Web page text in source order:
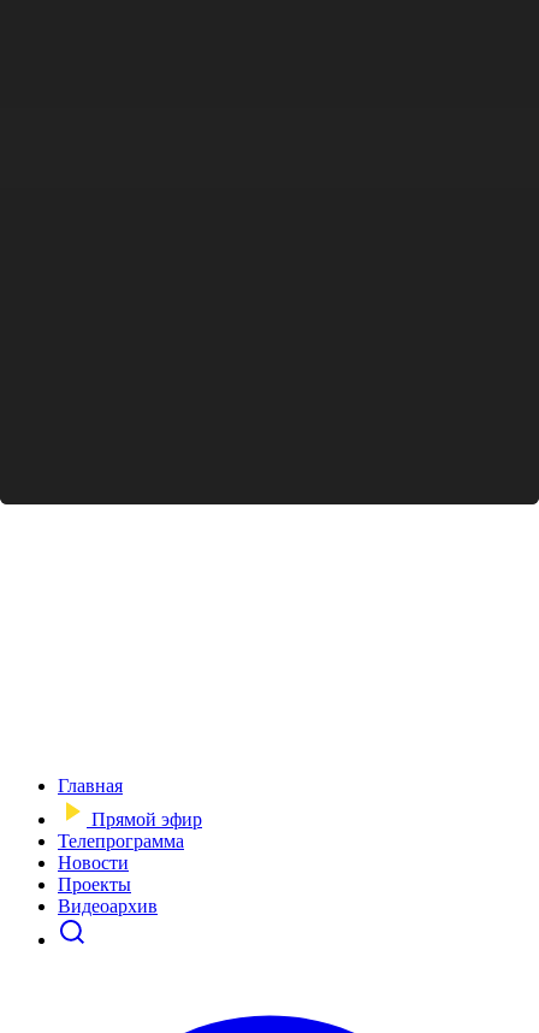
Главная
Прямой эфир
Телепрограмма
Новости
Проекты
Видеоархив